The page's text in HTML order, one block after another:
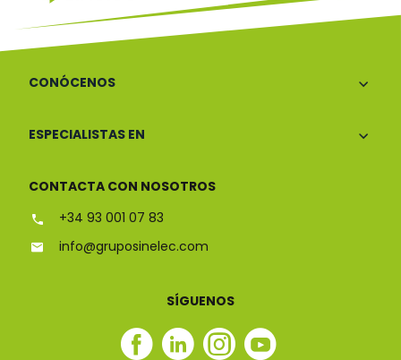
CONÓCENOS
ESPECIALISTAS EN
CONTACTA CON NOSOTROS
+34 93 001 07 83
info@gruposinelec.com
SÍGUENOS
Facebook
Linkedin
Instagram
Youtube